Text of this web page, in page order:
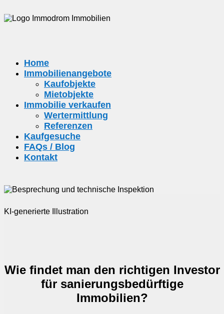
Home
Immobilienangebote
Kaufobjekte
Mietobjekte
Immobilie verkaufen
Wertermittlung
Referenzen
Kaufgesuche
FAQs / Blog
Kontakt
KI-generierte Illustration
Wie findet man den richtigen Investor
für sanierungsbedürftige
Immobilien?